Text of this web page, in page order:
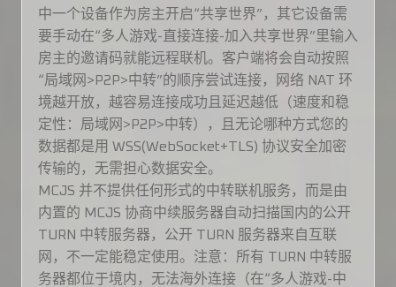
中一个设备作为房主开启“共享世界”，其它设备需
要手动在“多人游戏-直接连接-加入共享世界”里输入
房主的邀请码就能远程联机。客户端将会自动按照
“局域网>P2P>中转”的顺序尝试连接，网络 NAT 环
境越开放，越容易连接成功且延迟越低（速度和稳
定性：局域网>P2P>中转），且无论哪种方式您的
数据都是用 WSS(WebSocket+TLS) 协议安全加密
传输的，无需担心数据安全。
MCJS 并不提供任何形式的中转联机服务，而是由
内置的 MCJS 协商中续服务器自动扫描国内的公开
TURN 中转服务器，公开 TURN 服务器来自互联
网，不一定能稳定使用。注意：所有 TURN 中转服
务器都位于境内，无法海外连接（在“多人游戏-中